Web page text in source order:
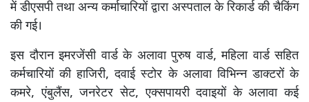
में डीएसपी तथा अन्य कर्माचारियों द्वारा अस्पताल के रिकार्ड की चैकिंग
की गई।
इस दौरान इमरजेंसी वार्ड के अलावा पुरुष वार्ड, महिला वार्ड सहित
कर्मचारियों की हाजिरी, दवाई स्टोर के अलावा विभिन्न डाक्टरों के
कमरे, एंबुलैंस, जनरेटर सेट, एक्सपायरी दवाइयों के अलावा कई